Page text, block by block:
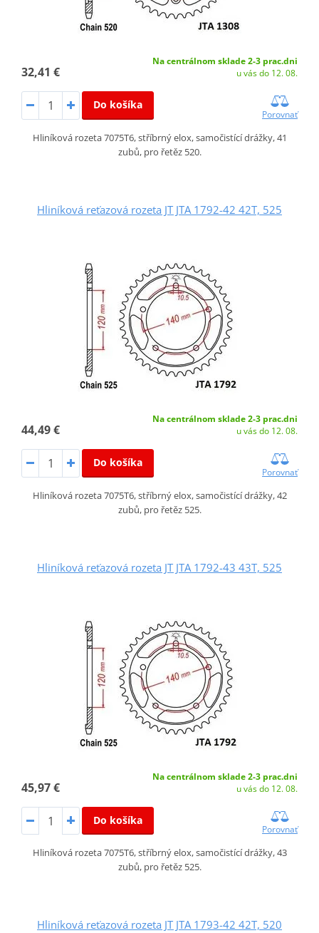
32,41 €
Na centrálnom sklade 2-3 prac.dni
u vás do 12. 08.
Do košíka
Porovnať
Hliníková rozeta 7075T6, stříbrný elox, samočistící drážky, 41
zubů, pro řetěz 520.
Hliníková reťazová rozeta JT JTA 1792-42 42T, 525
44,49 €
Na centrálnom sklade 2-3 prac.dni
u vás do 12. 08.
Do košíka
Porovnať
Hliníková rozeta 7075T6, stříbrný elox, samočistící drážky, 42
zubů, pro řetěz 525.
Hliníková reťazová rozeta JT JTA 1792-43 43T, 525
45,97 €
Na centrálnom sklade 2-3 prac.dni
u vás do 12. 08.
Do košíka
Porovnať
Hliníková rozeta 7075T6, stříbrný elox, samočistící drážky, 43
zubů, pro řetěz 525.
Hliníková reťazová rozeta JT JTA 1793-42 42T, 520